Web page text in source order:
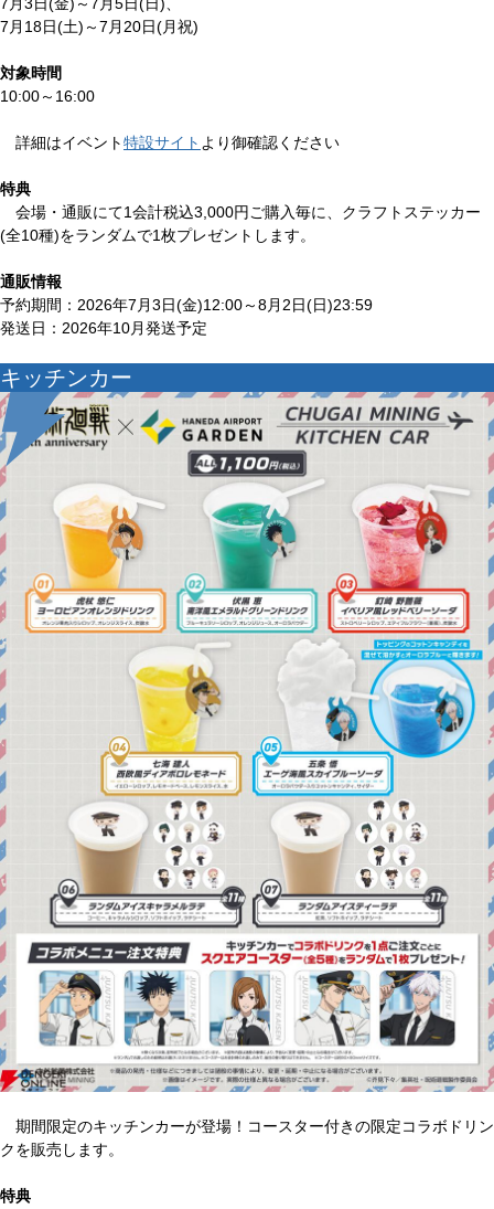
7月18日(土)～7月20日(月祝)
対象時間
10:00～16:00
詳細はイベント特設サイト より御確認ください
特典
会場・通販にて1会計税込3,000円ご購入毎に、クラフトステッカー
(全10種)をランダムで1枚プレゼントします。
通販情報
予約期間：2026年7月3日(金)12:00～8月2日(日)23:59
発送日：2026年10月発送予定
キッチンカー
期間限定のキッチンカーが登場！コースター付きの限定コラボドリン
クを販売します。
特典